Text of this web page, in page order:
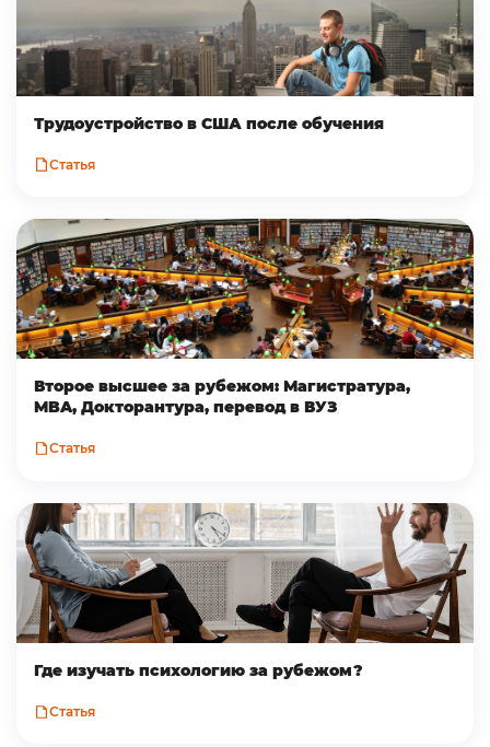
Трудоустройство в CША после обучения
Статья
Второе высшее за рубежом: Магистратура,
MBA, Докторантура, перевод в ВУЗ
Статья
Где изучать психологию за рубежом?
Статья